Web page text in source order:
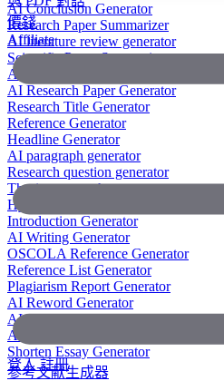
AI Conclusion Generator
Research Paper Summarizer
AI literature review generator
Scientific Paper Summarizer
AI case study generator
AI Research Paper Generator
Research Title Generator
Reference Generator
Headline Generator
AI paragraph generator
Research question generator
Thesis paragraph generator
Hypothesis generator
Introduction Generator
AI Writing Generator
OSCOLA Reference Generator
Reference List Generator
Plagiarism Report Generator
AI Reword Generator
AI Bullet Point Generator
AI Legal Writing Generator
Shorten Essay Generator
参考文献生成器
價錢
Affiliate
登入註冊